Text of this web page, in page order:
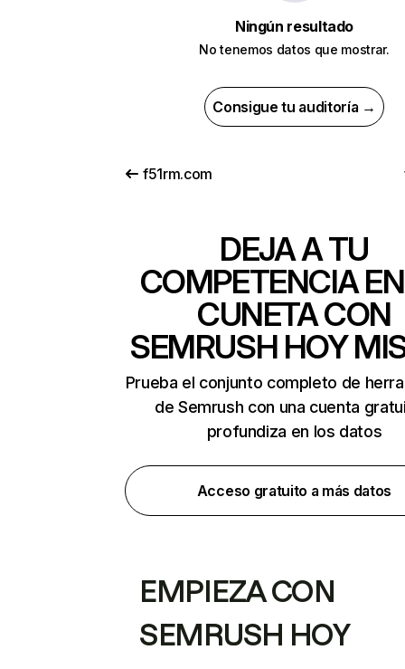
Ningún resultado
No tenemos datos que mostrar.
Consigue tu auditoría →
f51rm.com
DEJA A TU
COMPETENCIA
CUNETA CON
SEMRUSH HOY
Prueba el conjunto completo de
de Semrush con una cuenta
profundiza en los datos
Acceso gratuito a más datos
EMPIEZA CON
SEMRUSH HOY